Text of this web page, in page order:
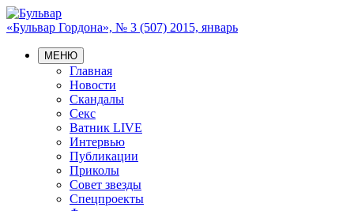
«Бульвар Гордона», № 3 (507) 2015, январь
МЕНЮ
Главная
Новости
Скандалы
Секс
Ватник LIVE
Интервью
Публикации
Приколы
Совет звезды
Спецпроекты